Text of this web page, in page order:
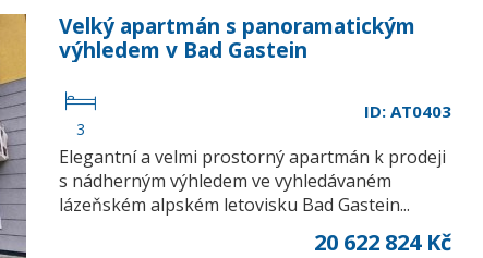
Velký apartmán s panoramatickým
výhledem v Bad Gastein
3
ID: AT0403
Elegantní a velmi prostorný apartmán k prodeji
s nádherným výhledem ve vyhledávaném
lázeňském alpském letovisku Bad Gastein...
20 622 824 Kč